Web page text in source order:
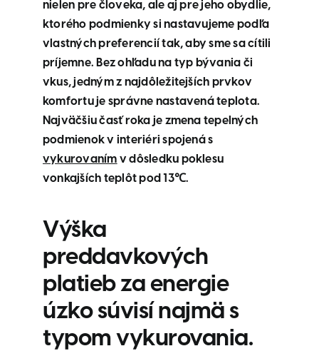
nielen pre človeka, ale aj pre jeho obydlie,
ktorého podmienky si nastavujeme podľa
vlastných preferencií tak, aby sme sa cítili
príjemne. Bez ohľadu na typ bývania či
vkus, jedným z najdôležitejších prvkov
komfortu je správne nastavená teplota.
Najväčšiu časť roka je zmena tepelných
podmienok v interiéri spojená s
vykurovaním v dôsledku poklesu
vonkajších teplôt pod 13℃.
Výška
preddavkových
platieb za energie
úzko súvisí najmä s
typom vykurovania.